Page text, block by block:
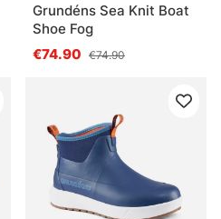
Grundéns Sea Knit Boat
Shoe Fog
€74.90 €74.90